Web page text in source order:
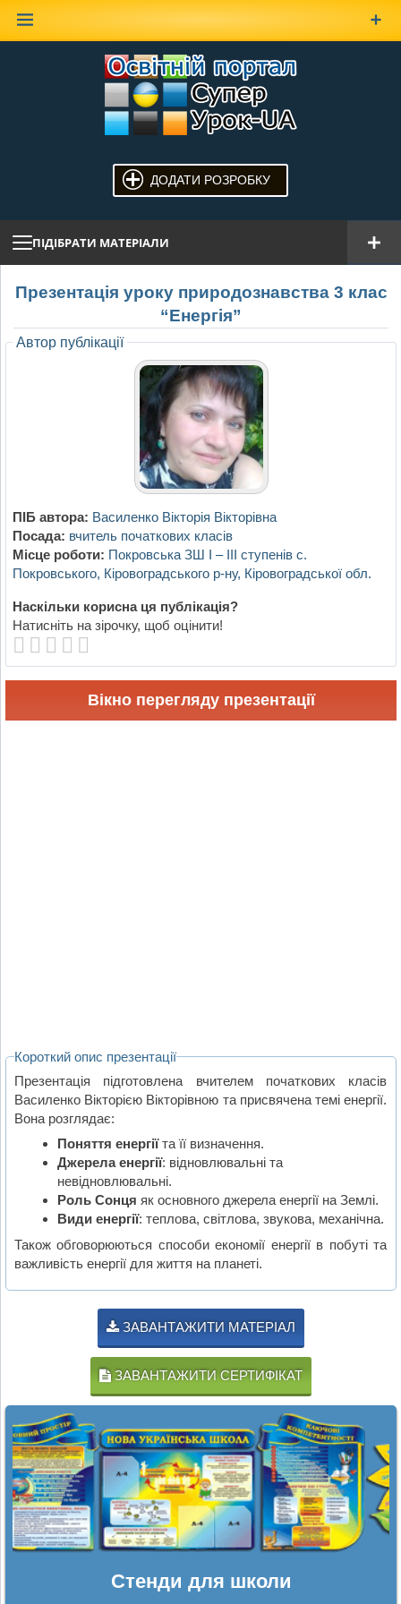
ДОДАТИ РОЗРОБКУ
ПІДІБРАТИ МАТЕРІАЛИ
Презентація уроку природознавства 3 клас
“Енергія”
Автор публікації
ПІБ автора: Василенко Вікторія Вікторівна
Посада: вчитель початкових класів
Місце роботи: Покровська ЗШ І – ІІІ ступенів с.
Покровського, Кіровоградського р-ну, Кіровоградської обл.
Наскільки корисна ця публікація?
Натисніть на зірочку, щоб оцінити!
Вікно перегляду презентації
Короткий опис презентації
Презентація підготовлена вчителем початкових класів
Василенко Вікторією Вікторівною та присвячена темі енергії.
Вона розглядає:
Поняття енергіїта її визначення.
Джерела енергії: відновлювальні та
невідновлювальні.
Роль Сонця як основного джерела енергії на Землі.
Види енергії: теплова, світлова, звукова, механічна.
Також обговорюються способи економії енергії в побуті та
важливість енергії для життя на планеті.
ЗАВАНТАЖИТИ МАТЕРІАЛ
ЗАВАНТАЖИТИ СЕРТИФІКАТ
Стенди для школи